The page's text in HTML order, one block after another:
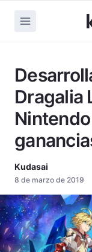
Dragalia
Kudasai
8 de marzo de 2019